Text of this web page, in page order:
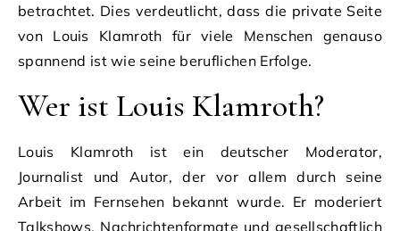
betrachtet. Dies verdeutlicht, dass die private Seite
von Louis Klamroth für viele Menschen genauso
spannend ist wie seine beruflichen Erfolge.
Wer ist Louis Klamroth?
Louis Klamroth ist ein deutscher Moderator,
Journalist und Autor, der vor allem durch seine
Arbeit im Fernsehen bekannt wurde. Er moderiert
Talkshows, Nachrichtenformate und gesellschaftlich